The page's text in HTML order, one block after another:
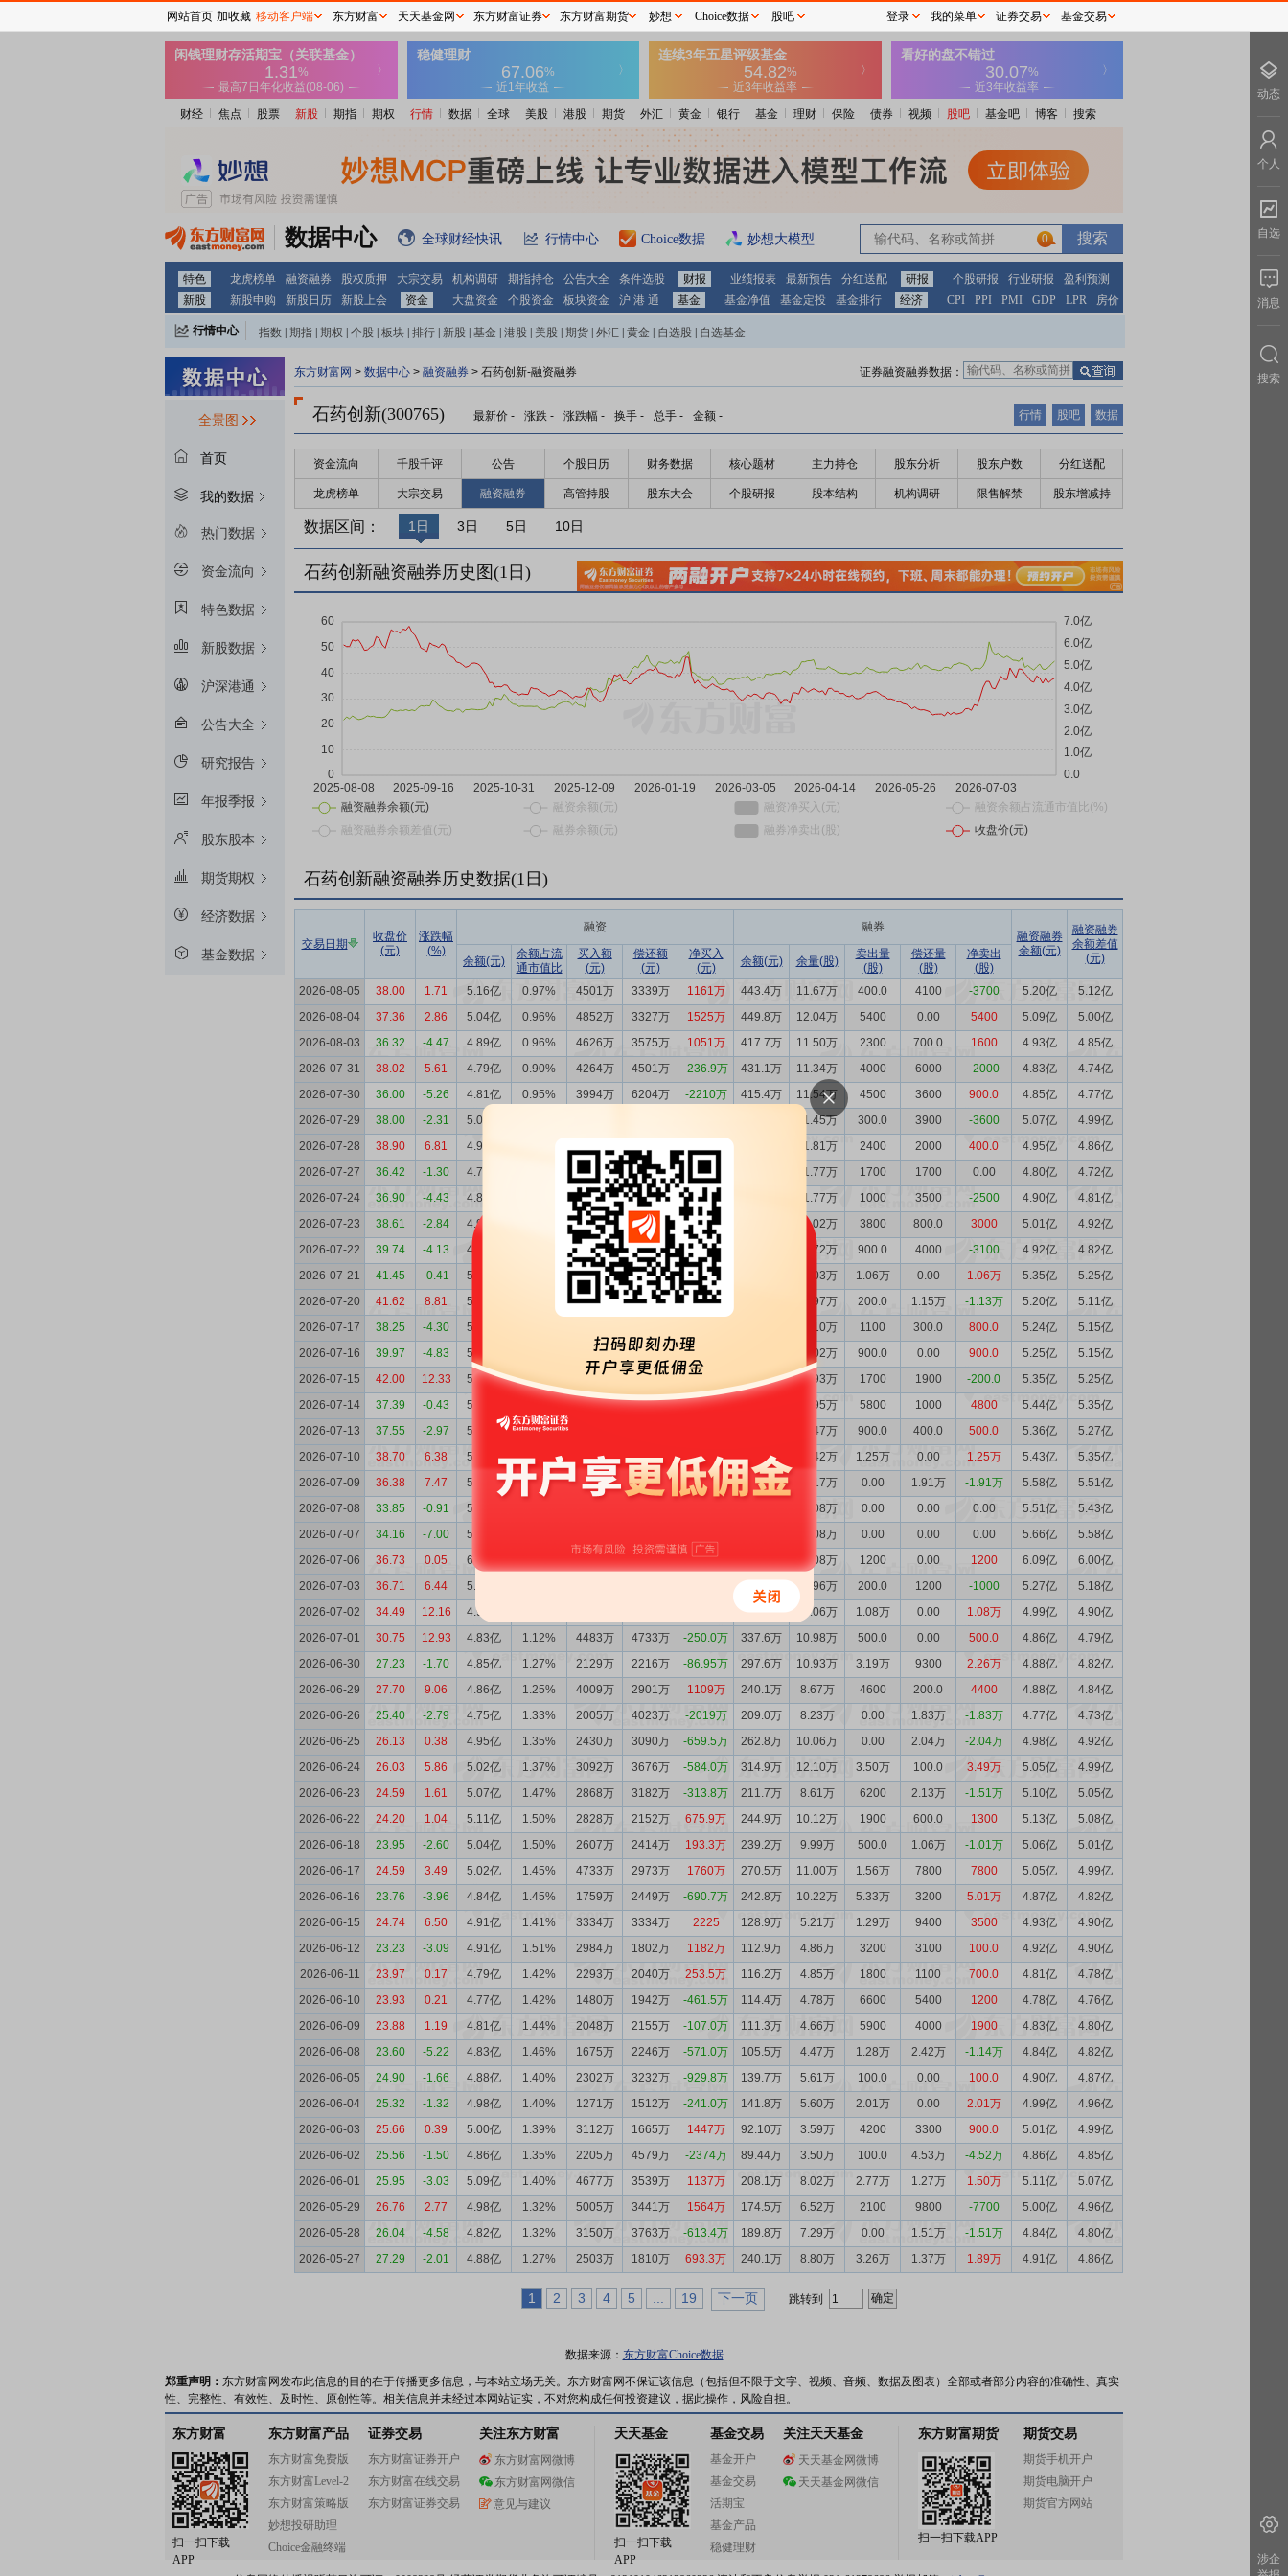
财经 焦点 股票 新股 期指 期权 行情 数据 全球 美股 港股 期货 外汇 黄金 银行 基金 理财 保险 债券 视频 股吧 基金吧 博客 搜索
数据中心 全球财经快讯 行情中心 Choice数据 妙想大模型 0
特色 龙虎榜单 融资融券 股权质押 大宗交易 机构调研 期指持仓 公告大全 条件选股 财报 业绩报表 最新预告 分红送配 研报 个股研报 行业研报
盈利预测
新股
新股申购 新股日历 新股上会 资金 大盘资金 个股资金 板块资金 沪 港 通 基金 基金净值 基金定投 基金排行 经济 CPI PPI PMI GDP LPR 房价
行情中心 指数 期指 期权 个股 板块 排行 新股 基金 港股 美股 期货 外汇 黄金 自选股 自选基金
全景图
首页
我的数据
热门数据
资金流向
特色数据
新股数据
沪深港通
公告大全
研究报告
年报季报
股东股本
期货期权
经济数据
基金数据
东方财富网 > 数据中心 > 融资融券 > 石药创新-融资融券 证券融资融券数据：
石药创新(300765) 最新价 - 涨跌 - 涨跌幅 - 换手 - 总手 - 金额 - 行情 股吧 数据
资金流向 千股千评 公告 个股日历 财务数据 核心题材 主力持仓 股东分析 股东户数 分红送配
龙虎榜单 大宗交易 融资融券 高管持股 股东大会 个股研报 股本结构 机构调研 限售解禁 股东增减持
数据区间： 1日 3日 5日 10日
石药创新融资融券历史图(1 日)
石药创新融资融券历史数据(1 日)
交易日期
收盘价
(元)
涨跌幅
(%)
融资 融券
融资融券
余额(元)
融资融券
余额差值
(元)
余额(元)
余额占流
通市值比
买入额
(元)
偿还额
(元)
净买入
(元)
余额(元) 余量(股)
卖出量
(股)
偿还量
(股)
净卖出
(股)
2026-08-05
38.00 1.71 5.16亿 0.97% 4501万 3339万 1161万 443.4万 11.67万 400.0 4100 -3700 5.20亿
5.12亿
2026-08-04
37.36 2.86 5.04亿 0.96% 4852万 3327万 1525万 449.8万 12.04万 5400 0.00 5400 5.09亿
5.00亿
2026-08-03
36.32 -4.47 4.89亿 0.96% 4626万 3575万 1051万 417.7万 11.50万 2300 700.0 1600 4.93亿
4.85亿
2026-07-31
38.02 5.61 4.79亿 0.90% 4264万 4501万 -236.9万 431.1万 11.34万 4000 6000 -2000 4.83亿
4.74亿
2026-07-30
36.00 -5.26 4.81亿 0.95% 3994万 6204万 -2210万 415.4万 11.54万 4500 3600 900.0 4.85亿
4.77亿
2026-07-29
38.00 -2.31 5.03亿 11.45万 300.0 3900 -3600 5.07亿
4.99亿
2026-07-28
38.90 6.81 4.91亿 11.81万 2400 2000 400.0 4.95亿
4.86亿
2026-07-27
36.42 -1.30 4.76亿 3283万 4207万 -924.2万 11.77万 1700 1700 0.00 4.80亿
4.72亿
2026-07-24
36.90 -4.43 4.85亿 3568万 4675万 -1107万 11.77万 1000 3500 -2500 4.90亿
4.81亿
2026-07-23
38.61 -2.84 4.96亿 5179万 4241万 937.8万 12.02万 3800 800.0 3000 5.01亿
4.92亿
2026-07-22
39.74 -4.13 4.87亿 7366万 1.17亿 -4335万 11.72万 900.0 4000 -3100 4.92亿
4.82亿
2026-07-21
41.45 -0.41 5.30亿 7473万 5962万 1511万 12.03万 1.06万 0.00 1.06万 5.35亿
5.25亿
2026-07-20
41.62 8.81 5.15亿 7454万 7902万 -448.0万 10.97万 200.0 1.15万 -1.13万 5.20亿
5.11亿
2026-07-17
38.25 -4.30 5.20亿 12.10万 1100 300.0 800.0 5.24亿
5.15亿
2026-07-16
39.97 -4.83 5.20亿 6794万 7807万 -1013万 12.02万 900.0 0.00 900.0 5.25亿
5.15亿
2026-07-15
42.00 12.33 5.30亿 0.90% 1.02亿 1.11亿 -903.0万 501.0万 11.93万 1700 1900 -200.0 5.35亿
5.25亿
2026-07-14
37.39 -0.43 5.39亿 4864万 4092万 771.7万 11.95万 5800 1000 4800 5.44亿
5.35亿
2026-07-13
37.55 -2.97 5.32亿 1.01% 11.47万 900.0 400.0 500.0 5.36亿
5.27亿
2026-07-10
38.70 6.38 5.39亿 0.99% 7660万 9215万 -1555万 441.9万 11.42万 1.25万 0.00 1.25万 5.43亿
5.35亿
2026-07-09
36.38 7.47 5.55亿 1.09% 7639万 6893万 746.5万 370.0万 10.17万 0.00 1.91万 -1.91万 5.58亿
5.51亿
2026-07-08
33.85 -0.91 5.47亿 12.08万 0.00 0.00 0.00 5.51亿
5.43亿
2026-07-07
34.16 -7.00 5.62亿 12.08万 0.00 0.00 0.00 5.66亿
5.58亿
2026-07-06
36.73 0.05 6.04亿 8209万 12.08万 1200 0.00 1200 6.09亿
6.00亿
2026-07-03
36.71 6.44 5.22亿 439.0万 11.96万 200.0 1200 -1000 5.27亿
5.18亿
2026-07-02
34.49 12.16 4.95亿 415.9万 12.06万 1.08万 0.00 1.08万 4.99亿
4.90亿
2026-07-01
30.75 12.93 4.83亿 1.12% 4483万 4733万 -250.0万 337.6万 10.98万 500.0 0.00 500.0 4.86亿
4.79亿
2026-06-30
27.23 -1.70 4.85亿 1.27% 2129万 2216万 -86.95万 297.6万 10.93万 3.19万 9300 2.26万 4.88亿
4.82亿
2026-06-29
27.70 9.06 4.86亿 1.25% 4009万 2901万 1109万 240.1万 8.67万 4600 200.0 4400 4.88亿
4.84亿
2026-06-26
25.40 -2.79 4.75亿 1.33% 2005万 4023万 -2019万 209.0万 8.23万 0.00 1.83万 -1.83万 4.77亿
4.73亿
2026-06-25
26.13 0.38 4.95亿 1.35% 2430万 3090万 -659.5万 262.8万 10.06万 0.00 2.04万 -2.04万 4.98亿
4.92亿
2026-06-24
26.03 5.86 5.02亿 1.37% 3092万 3676万 -584.0万 314.9万 12.10万 3.50万 100.0 3.49万 5.05亿
4.99亿
2026-06-23
24.59 1.61 5.07亿 1.47% 2868万 3182万 -313.8万 211.7万 8.61万 6200 2.13万 -1.51万 5.10亿
5.05亿
2026-06-22
24.20 1.04 5.11亿 1.50% 2828万 2152万 675.9万 244.9万 10.12万 1900 600.0 1300 5.13亿
5.08亿
2026-06-18
23.95 -2.60 5.04亿 1.50% 2607万 2414万 193.3万 239.2万 9.99万 500.0 1.06万 -1.01万 5.06亿
5.01亿
2026-06-17
24.59 3.49 5.02亿 1.45% 4733万 2973万 1760万 270.5万 11.00万 1.56万 7800 7800 5.05亿
4.99亿
2026-06-16
23.76 -3.96 4.84亿 1.45% 1759万 2449万 -690.7万 242.8万 10.22万 5.33万 3200 5.01万 4.87亿
4.82亿
2026-06-15
24.74 6.50 4.91亿 1.41% 3334万 3334万 2225 128.9万 5.21万 1.29万 9400 3500 4.93亿
4.90亿
2026-06-12
23.23 -3.09 4.91亿 1.51% 2984万 1802万 1182万 112.9万 4.86万 3200 3100 100.0 4.92亿
4.90亿
2026-06-11
23.97 0.17 4.79亿 1.42% 2293万 2040万 253.5万 116.2万 4.85万 1800 1100 700.0 4.81亿
4.78亿
2026-06-10
23.93 0.21 4.77亿 1.42% 1480万 1942万 -461.5万 114.4万 4.78万 6600 5400 1200 4.78亿
4.76亿
2026-06-09
23.88 1.19 4.81亿 1.44% 2048万 2155万 -107.0万 111.3万 4.66万 5900 4000 1900 4.83亿
4.80亿
2026-06-08
23.60 -5.22 4.83亿 1.46% 1675万 2246万 -571.0万 105.5万 4.47万 1.28万 2.42万 -1.14万 4.84亿
4.82亿
2026-06-05
24.90 -1.66 4.88亿 1.40% 2302万 3232万 -929.8万 139.7万 5.61万 100.0 0.00 100.0 4.90亿
4.87亿
2026-06-04
25.32 -1.32 4.98亿 1.40% 1271万 1512万 -241.0万 141.8万 5.60万 2.01万 0.00 2.01万 4.99亿
4.96亿
2026-06-03
25.66 0.39 5.00亿 1.39% 3112万 1665万 1447万 92.10万 3.59万 4200 3300 900.0 5.01亿
4.99亿
2026-06-02
25.56 -1.50 4.86亿 1.35% 2205万 4579万 -2374万 89.44万 3.50万 100.0 4.53万 -4.52万 4.86亿
4.85亿
2026-06-01
25.95 -3.03 5.09亿 1.40% 4677万 3539万 1137万 208.1万 8.02万 2.77万 1.27万 1.50万 5.11亿
5.07亿
2026-05-29
26.76 2.77 4.98亿 1.32% 5005万 3441万 1564万 174.5万 6.52万 2100 9800 -7700 5.00亿
4.96亿
2026-05-28
26.04 -4.58 4.82亿 1.32% 3150万 3763万 -613.4万 189.8万 7.29万 0.00 1.51万 -1.51万 4.84亿
4.80亿
2026-05-27
27.29 -2.01 4.88亿 1.27% 2503万 1810万 693.3万 240.1万 8.80万 3.26万 1.37万 1.89万 4.91亿 4.86亿
1 2 3 4 5 19 下一页 跳转到
数据来源： 东方财富Choice数据
郑重声明： 东方财富网发布此信息的目的在于传播更多信息，与本站立场无关。东方财富网不保证该信息（包括但不限于文字、视频、音频、数据及图表）全部或者部分内容的准确性、真实
性、完整性、有效性、及时性、原创性等。相关信息并未经过本网站证实，不对您构成任何投资建议，据此操作，风险自担。
东方财富
扫一扫下载
APP
东方财富产品
东方财富免费版
东方财富Level-2
东方财富策略版
妙想投研助理
Choice金融终端
证券交易
东方财富证券开户
东方财富在线交易
东方财富证券交易
关注东方财富
东方财富网微博
东方财富网微信
意见与建议
天天基金
扫一扫下载
APP
基金交易
基金开户
基金交易
活期宝
基金产品
稳健理财
关注天天基金
天天基金网微博
天天基金网微信
东方财富期货
扫一扫下载APP
期货交易
期货手机开户
期货电脑开户
期货官方网站
网站首页 加收藏 移动客户端 东方财富 天天基金网 东方财富证券 东方财富期货 妙想 Choice数据 股吧 登录 我的菜单 证券交易 基金交易
动态
个人
自选
消息
搜索
涉企